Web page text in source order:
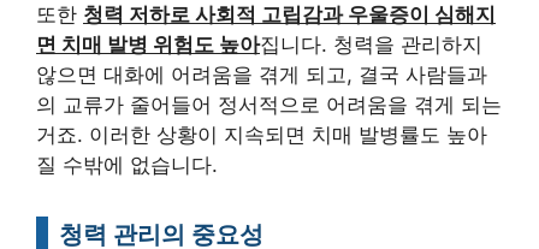
또한 청력 저하로 사회적 고립감과 우울증이 심해지
면 치매 발병 위험도 높아집니다. 청력을 관리하지
않으면 대화에 어려움을 겪게 되고, 결국 사람들과
의 교류가 줄어들어 정서적으로 어려움을 겪게 되는
거죠. 이러한 상황이 지속되면 치매 발병률도 높아
질 수밖에 없습니다.
청력 관리의 중요성